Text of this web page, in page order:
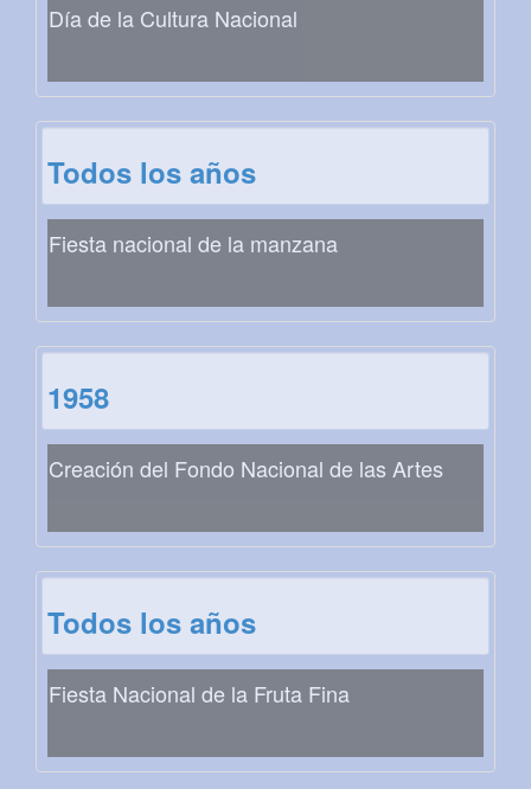
Día de la Cultura Nacional
Todos los años
Fiesta nacional de la manzana
1958
Creación del Fondo Nacional de las Artes
Todos los años
Fiesta Nacional de la Fruta Fina